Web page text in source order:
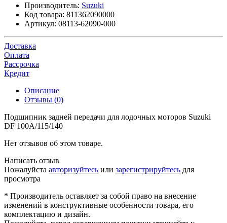
Производитель: Suzuki
Код товара: 811362090000
Артикул: 08113-62090-000
Доставка
Оплата
Рассрочка
Кредит
Описание
Отзывы (0)
Подшипник задней передачи для лодочных моторов Suzuki
DF 100A/115/140
Нет отзывов об этом товаре.
Написать отзыв
Пожалуйста авторизуйтесь или зарегистрируйтесь для
просмотра
* Производитель оставляет за собой право на внесение
изменений в конструктивные особенности товара, его
комплектацию и дизайн.